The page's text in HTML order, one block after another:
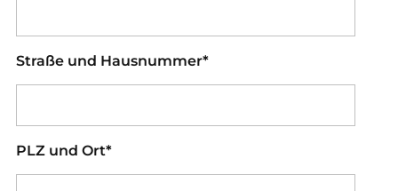
Straße und Hausnummer*
PLZ und Ort*